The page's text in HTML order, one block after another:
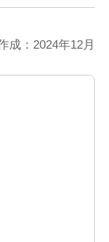
成：2024年12月